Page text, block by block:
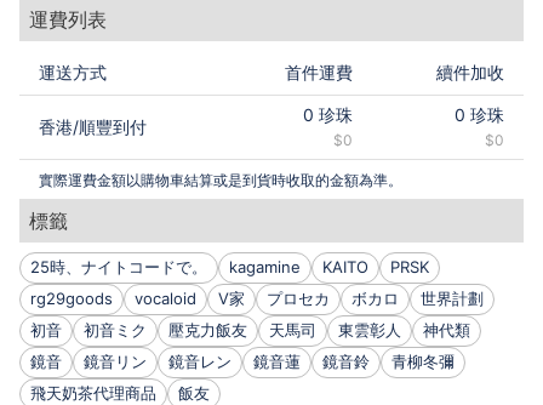
運費列表
運送方式 首件運費 續件加收
香港/順豐到付
0 珍珠
$0
0 珍珠
$0
實際運費金額以購物車結算或是到貨時收取的金額為準。
標籤
25時、ナイトコードで。 kagamine KAITO
PRSK
rg29goods
vocaloid V家 プロセカ ボカロ
世界計劃
初音
初音ミク 壓克力飯友 天馬司 東雲彰人
神代類
鏡音
鏡音リン 鏡音レン 鏡音蓮 鏡音鈴
青柳冬彌
飛天奶茶代理商品
飯友